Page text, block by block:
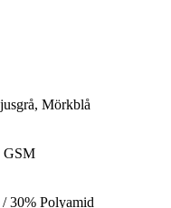
Mörkblå
GSM
30% Polyamid